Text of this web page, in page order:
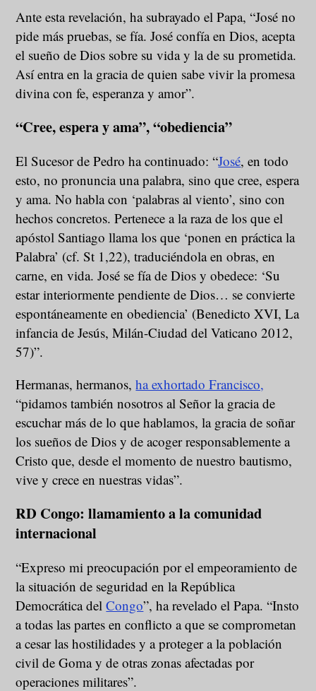
Ante esta revelación, ha subrayado el Papa, “José no
pide más pruebas, se fía. José confía en Dios, acepta
el sueño de Dios sobre su vida y la de su prometida.
Así entra en la gracia de quien sabe vivir la promesa
divina con fe, esperanza y amor”.
“Cree, espera y ama”, “obediencia”
El Sucesor de Pedro ha continuado: “José, en todo
esto, no pronuncia una palabra, sino que cree, espera
y ama. No habla con ‘palabras al viento’, sino con
hechos concretos. Pertenece a la raza de los que el
apóstol Santiago llama los que ‘ponen en práctica la
Palabra’ (cf. St 1,22), traduciéndola en obras, en
carne, en vida. José se fía de Dios y obedece: ‘Su
estar interiormente pendiente de Dios… se convierte
espontáneamente en obediencia’ (Benedicto XVI, La
infancia de Jesús, Milán-Ciudad del Vaticano 2012,
57)”.
Hermanas, hermanos,ha exhortado Francisco,
“pidamos también nosotros al Señor la gracia de
escuchar más de lo que hablamos, la gracia de soñar
los sueños de Dios y de acoger responsablemente a
Cristo que, desde el momento de nuestro bautismo,
vive y crece en nuestras vidas”.
RD Congo: llamamiento a la comunidad
internacional
“Expreso mi preocupación por el empeoramiento de
la situación de seguridad en la República
Democrática delCongo”, ha revelado el Papa. “Insto
a todas las partes en conflicto a que se comprometan
a cesar las hostilidades y a proteger a la población
civil de Goma y de otras zonas afectadas por
operaciones militares”.